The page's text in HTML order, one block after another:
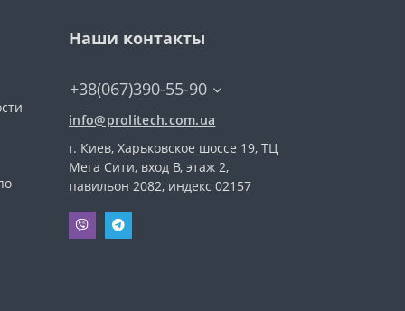
Наши контакты
+38(067)390-55-90
info@prolitech.com.ua
г. Киев, Харьковское шоссе 19, ТЦ
Мега Сити, вход В, этаж 2,
павильон 2082, индекс 02157